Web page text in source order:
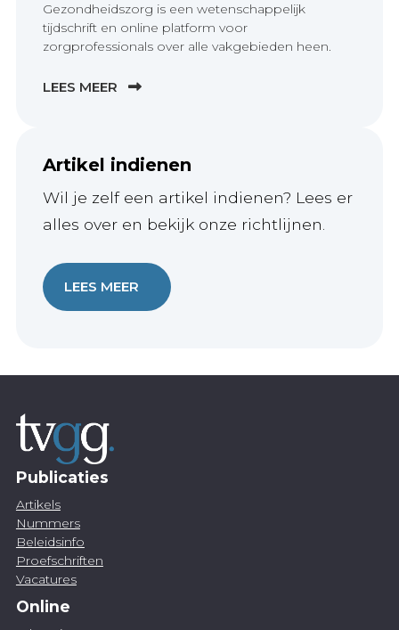
Gezondheidszorg is een wetenschappelijk
tijdschrift en online platform voor
zorgprofessionals over alle vakgebieden heen.
LEES MEER
Artikel indienen
Wil je zelf een artikel indienen? Lees er
alles over en bekijk onze richtlijnen.
LEES MEER
Publicaties
Artikels
Nummers
Beleidsinfo
Proefschriften
Vacatures
Online